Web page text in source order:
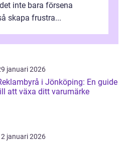
inte bara försena
skapa frustra...
januari 2026
i Jönköping: En guide
att växa ditt varumärke
januari 2026